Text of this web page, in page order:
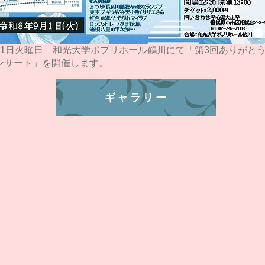
日火曜日 和光大学ポプリホール鶴川にて「第3回ありがと
サート」を開催します。
ギャラリー